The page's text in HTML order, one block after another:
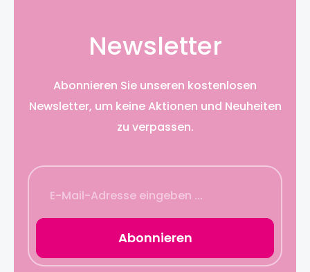
Newsletter
Abonnieren Sie unseren kostenlosen
Newsletter, um keine Aktionen und Neuheiten
zu verpassen.
Abonnieren